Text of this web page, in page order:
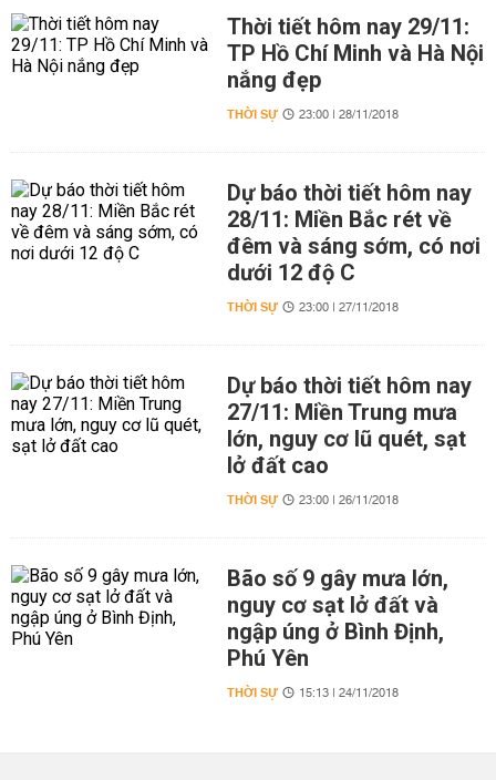
Thời tiết hôm nay 29/11:
TP Hồ Chí Minh và Hà Nội
nắng đẹp
THỜI SỰ 23:00 | 28/11/2018
Dự báo thời tiết hôm nay
28/11: Miền Bắc rét về
đêm và sáng sớm, có nơi
dưới 12 độ C
THỜI SỰ 23:00 | 27/11/2018
Dự báo thời tiết hôm nay
27/11: Miền Trung mưa
lớn, nguy cơ lũ quét, sạt
lở đất cao
THỜI SỰ 23:00 | 26/11/2018
Bão số 9 gây mưa lớn,
nguy cơ sạt lở đất và
ngập úng ở Bình Định,
Phú Yên
THỜI SỰ 15:13 | 24/11/2018